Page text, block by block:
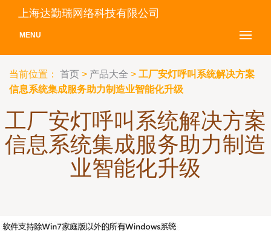
上海达勤瑞网络科技有限公司
MENU
当前位置： 首页 > 产品大全 > 工厂安灯呼叫系统解决方案
信息系统集成服务助力制造业智能化升级
工厂安灯呼叫系统解决方案
信息系统集成服务助力制造
业智能化升级